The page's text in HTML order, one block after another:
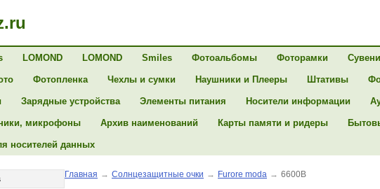
LOMOND LOMOND Smiles Фотоальбомы Фоторамки
Фотопленка Чехлы и сумки Наушники и Плееры Штативы
Зарядные устройства Элементы питания Носители информации
микрофоны Архив наименований Карты памяти и ридеры
носителей данных
Главная → Солнцезащитные очки → Furore moda → 6600B